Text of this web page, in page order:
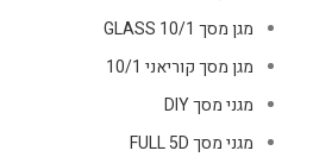
מגן מסך GLASS 10/1
מגן מסך קוריאני 10/1
מגני מסך DIY
מגני מסך FULL 5D